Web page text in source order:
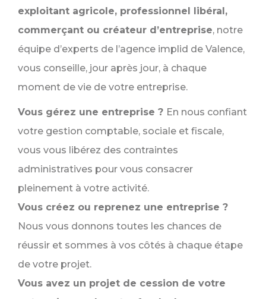
exploitant agricole, professionnel libéral,
commerçant ou créateur d’entreprise, notre
équipe d’experts de l’agence implid de Valence,
vous conseille, jour après jour, à chaque
moment de vie de votre entreprise.
Vous gérez une entreprise ? En nous confiant
votre gestion comptable, sociale et fiscale,
vous vous libérez des contraintes
administratives pour vous consacrer
pleinement à votre activité.
Vous créez ou reprenez une entreprise ?
Nous vous donnons toutes les chances de
réussir et sommes à vos côtés à chaque étape
de votre projet.
Vous avez un projet de cession de votre